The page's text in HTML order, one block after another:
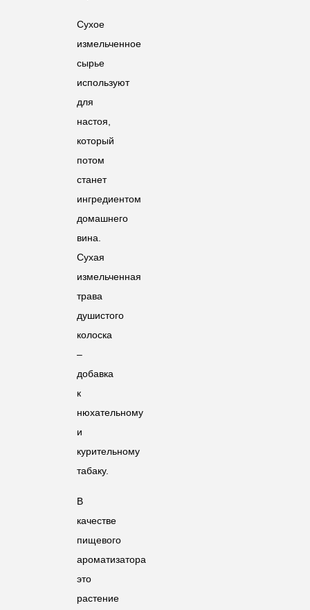
Сухое
измельченное
сырье
используют
для
настоя,
который
потом
станет
ингредиентом
домашнего
вина.
Сухая
измельченная
трава
душистого
колоска
–
добавка
к
нюхательному
и
курительному
табаку.
В
качестве
пищевого
ароматизатора
это
растение